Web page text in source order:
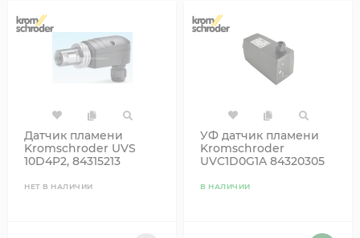
Датчик пламени
Kromschroder UVS
10D4P2, 84315213
НЕТ В НАЛИЧИИ
УФ датчик пламени
Kromschroder
UVC1D0G1A 84320305
В НАЛИЧИИ